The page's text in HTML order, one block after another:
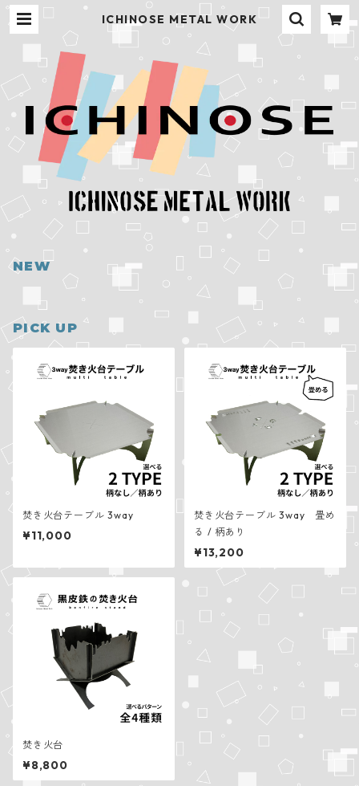
ICHINOSE METAL WORK
NEW
PICK UP
焚き火台テーブル 3way
¥11,000
焚き火台テーブル 3way 畳め
る / 柄あり
¥13,200
焚き火台
¥8,800